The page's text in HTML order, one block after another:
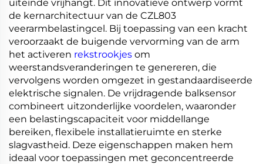
uiteinde vrijhangt. Dit innovatieve ontwerp vormt
de kernarchitectuur van de CZL803
veerarmbelastingcel. Bij toepassing van een kracht
veroorzaakt de buigende vervorming van de arm
het activeren rekstrookjes om
weerstandsveranderingen te genereren, die
vervolgens worden omgezet in gestandaardiseerde
elektrische signalen. De vrijdragende balksensor
combineert uitzonderlijke voordelen, waaronder
een belastingscapaciteit voor middellange
bereiken, flexibele installatieruimte en sterke
slagvastheid. Deze eigenschappen maken hem
ideaal voor toepassingen met geconcentreerde